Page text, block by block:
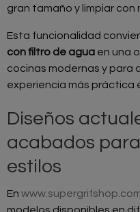
gran tamaño y limpiar con
Esta funcionalidad
con filtro de agua en una
cocinas modernas y para
experiencia más práctica
Diseños
acabados
estilos
En
modelos disponibles en